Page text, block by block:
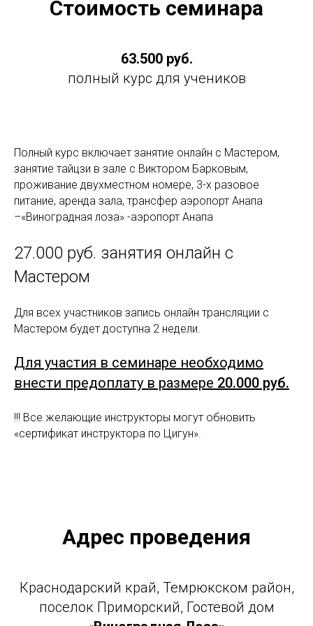
Стоимость семинара
63.500 руб.
полный курс для учеников
Полный курс включает занятие онлайн с Мастером,
занятие тайцзи в зале с Виктором Барковым,
проживание двухместном номере, 3-х разовое
питание, аренда зала, трансфер аэропорт Анапа
–«Виноградная лоза» -аэропорт Анапа
27.000 руб. занятия онлайн с
Мастером
Для всех участников запись онлайн трансляции с
Мастером будет доступна 2 недели.
Для участия в семинаре необходимо
внести предоплату в размере 20.000 руб.
!!! Все желающие инструкторы могут обновить
«сертификат инструктора по Цигун».
Адрес проведения
Краснодарский край, Темрюкском район,
поселок Приморский, Гостевой дом